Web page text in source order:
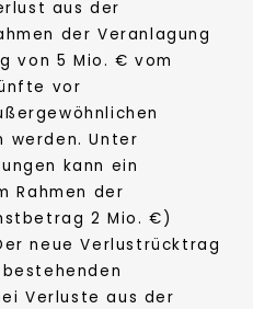
aus der
der Veranlagung
von 5 Mio. € vom
vor
werden. Unter
kann ein
Rahmen der
2 Mio. €)
neue Verlustrücktrag
Verluste aus der